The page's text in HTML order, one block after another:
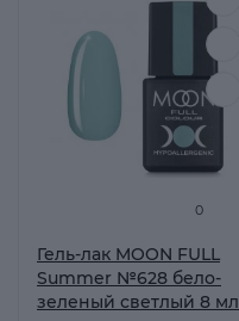
0
Гель-лак MOON FULL
Summer №628 бело-
зеленый светлый 8 мл